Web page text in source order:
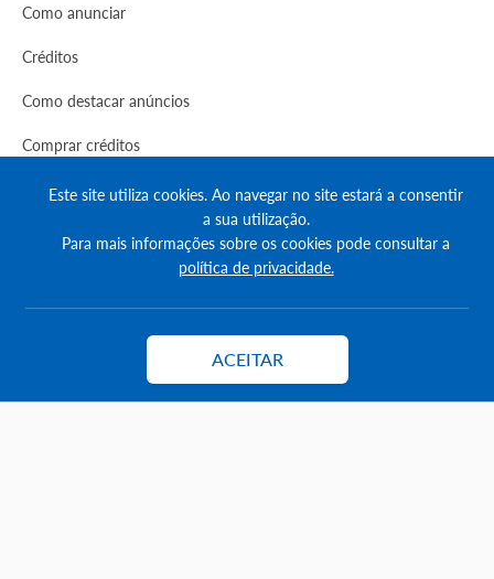
Como anunciar
Créditos
Como destacar anúncios
Comprar créditos
FAQs
Informação
Pesquisa Certificados SCE
Este site utiliza cookies. Ao navegar no site estará a consentir
a sua utilização.
Para mais informações sobre os cookies pode consultar a
política de privacidade.
ACEITAR